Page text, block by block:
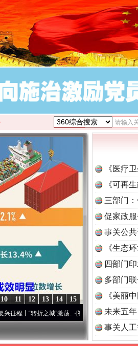
15
14
13
12
11
10
折之城”激荡..·[视频]牢记初心使命 奋进复兴征程
《医疗
《可再
三部门
促家政
事关公
《生态
读
四部门
多部门
《美丽
未来五
事关人